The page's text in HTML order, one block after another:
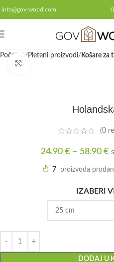
info@gov-wood.com
Početna Pleteni proizvodi Košare za
(0
24.90 € – 58.90 €
7 proizvoda
IZABERI
DODAJ U